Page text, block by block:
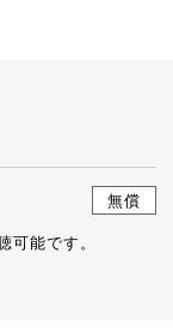
無償
能です。